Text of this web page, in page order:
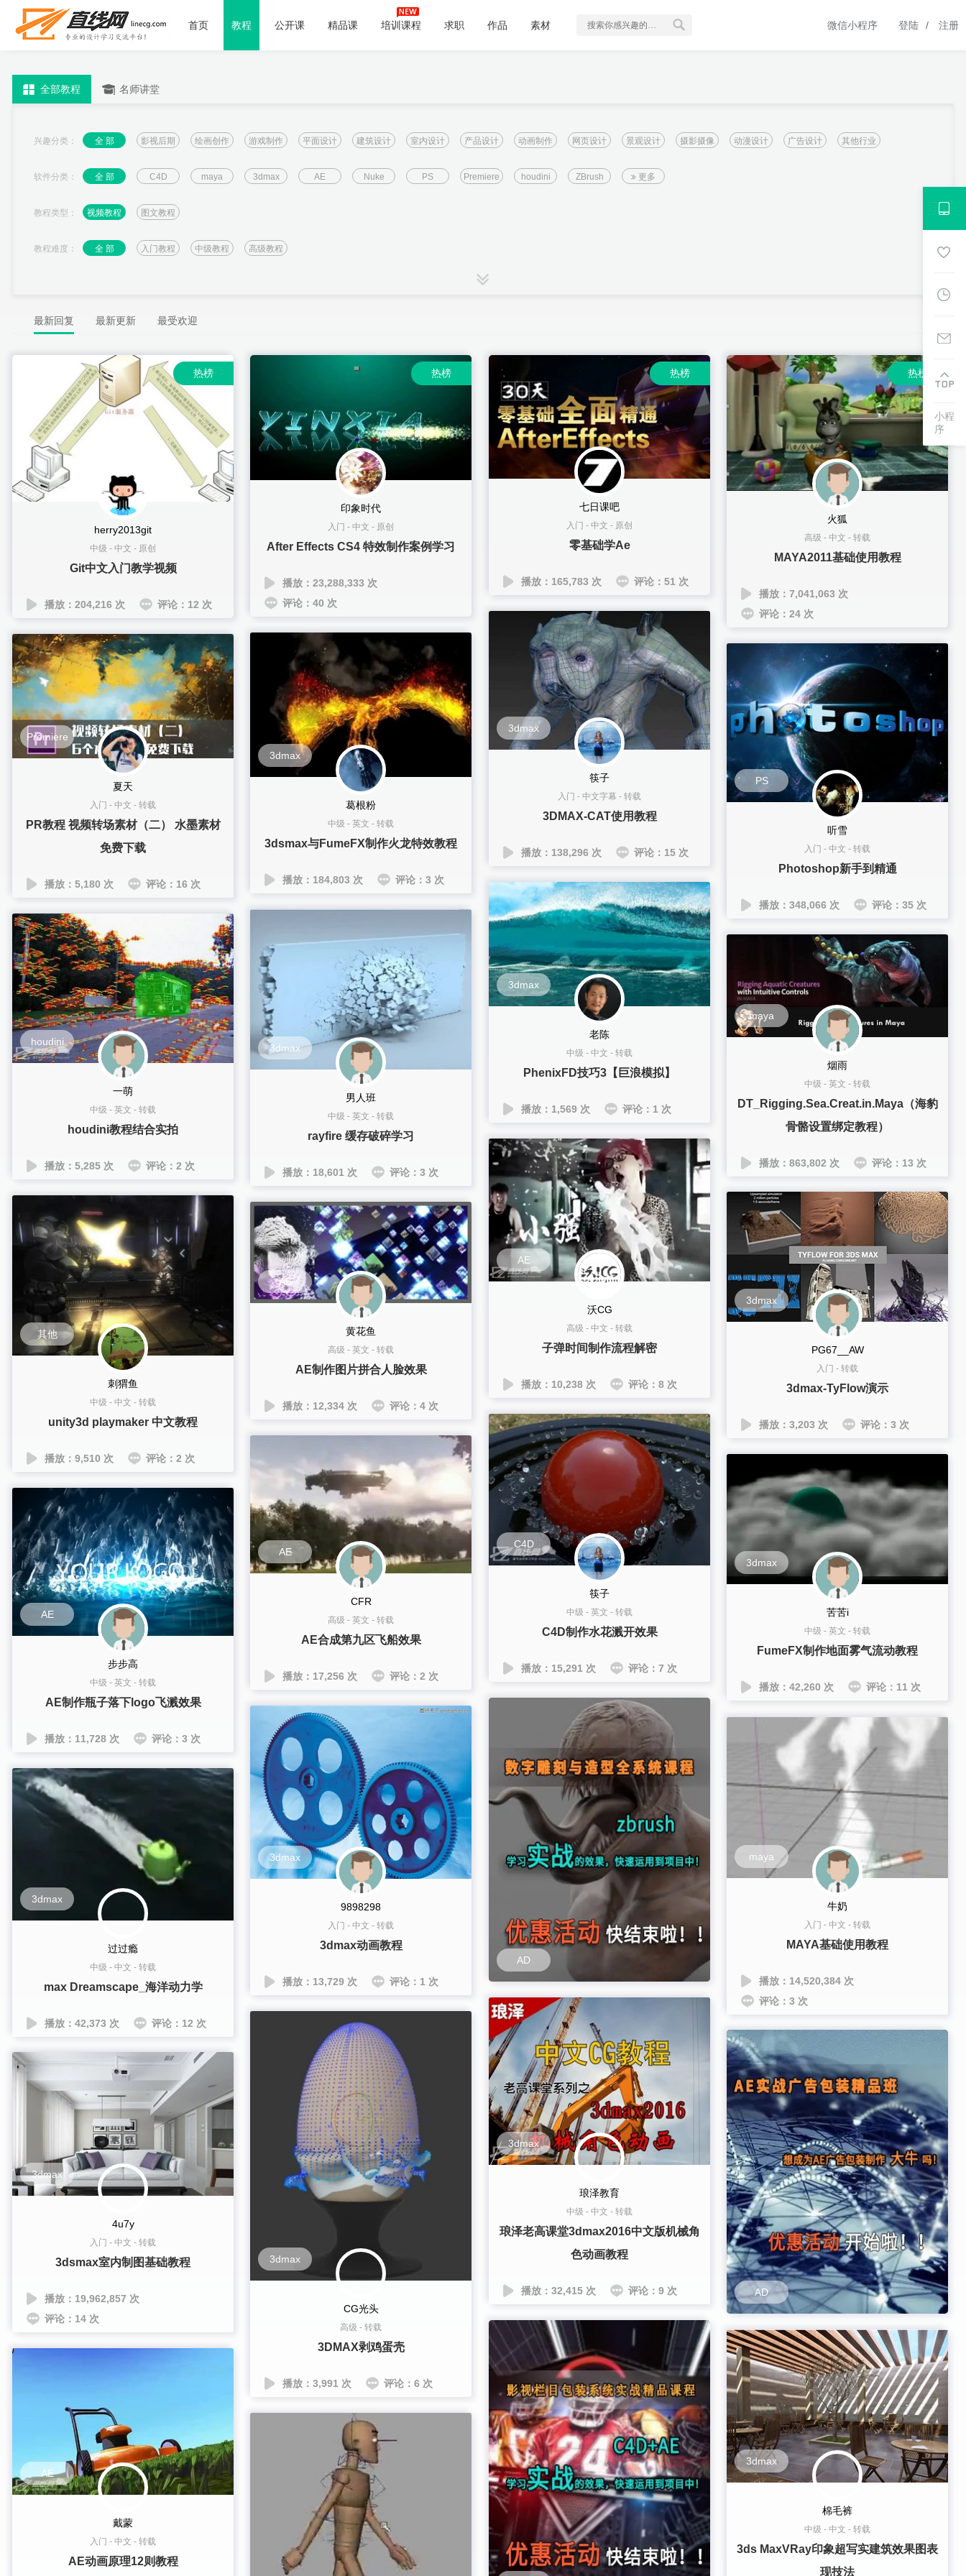
小程
序
首页 教程 公开课 精品课 培训课程 求职 作品 素材 微信小程序 登陆 / 注册
全部教程 名师讲堂
兴趣分类： 全 部 影视后期 绘画创作 游戏制作 平面设计 建筑设计 室内设计 产品设计 动画制作 网页设计 景观设计 摄影摄像 动漫设计 广告设计 其他行业
软件分类： 全 部 C4D maya 3dmax AE Nuke PS Premiere houdini ZBrush 更多
教程类型： 视频教程 图文教程
教程难度： 全 部 入门教程 中级教程 高级教程
最新回复 最新更新 最受欢迎
热榜
herry2013git
中级 - 中文 - 原创
Git中文入门教学视频
播放：204,216 次 评论：12 次
热榜
印象时代
入门 - 中文 - 原创
After Effects CS4 特效制作案例学习
播放：23,288,333 次
评论：40 次
热榜
七日课吧
入门 - 中文 - 原创
零基础学Ae
播放：165,783 次 评论：51 次
热榜
火狐
高级 - 中文 - 转载
MAYA2011基础使用教程
播放：7,041,063 次
评论：24 次
3dmax
筷子
入门 - 中文字幕 - 转载
3DMAX-CAT使用教程
播放：138,296 次 评论：15 次
3dmax
葛根粉
中级 - 英文 - 转载
3dsmax与FumeFX制作火龙特效教程
播放：184,803 次 评论：3 次
Premiere
夏天
入门 - 中文 - 转载
PR教程 视频转场素材（二） 水墨素材
免费下载
播放：5,180 次 评论：16 次
PS
听雪
入门 - 中文 - 转载
Photoshop新手到精通
播放：348,066 次 评论：35 次
3dmax
老陈
中级 - 中文 - 转载
PhenixFD技巧3【巨浪模拟】
播放：1,569 次 评论：1 次
3dmax
男人班
中级 - 英文 - 转载
rayfire 缓存破碎学习
播放：18,601 次 评论：3 次
houdini
一萌
中级 - 英文 - 转载
houdini教程结合实拍
播放：5,285 次 评论：2 次
maya
烟雨
中级 - 英文 - 转载
DT_Rigging.Sea.Creat.in.Maya（海豹
骨骼设置绑定教程）
播放：863,802 次 评论：13 次
AE
沃CG
高级 - 中文 - 转载
子弹时间制作流程解密
播放：10,238 次 评论：8 次
3dmax
PG67__AW
入门 - 转载
3dmax-TyFlow演示
播放：3,203 次 评论：3 次
其他
刺猬鱼
中级 - 中文 - 转载
unity3d playmaker 中文教程
播放：9,510 次 评论：2 次
AE
黄花鱼
高级 - 英文 - 转载
AE制作图片拼合人脸效果
播放：12,334 次 评论：4 次
C4D
筷子
中级 - 英文 - 转载
C4D制作水花溅开效果
播放：15,291 次 评论：7 次
AE
CFR
高级 - 英文 - 转载
AE合成第九区飞船效果
播放：17,256 次 评论：2 次
3dmax
苦苦i
中级 - 英文 - 转载
FumeFX制作地面雾气流动教程
播放：42,260 次 评论：11 次
AE
步步高
中级 - 英文 - 转载
AE制作瓶子落下logo飞溅效果
播放：11,728 次 评论：3 次
AD
3dmax
9898298
入门 - 中文 - 转载
3dmax动画教程
播放：13,729 次 评论：1 次
maya
牛奶
入门 - 中文 - 转载
MAYA基础使用教程
播放：14,520,384 次
评论：3 次
3dmax
过过瘾
中级 - 中文 - 转载
max Dreamscape_海洋动力学
播放：42,373 次 评论：12 次
3dmax
琅泽教育
中级 - 中文 - 转载
琅泽老高课堂3dmax2016中文版机械角
色动画教程
播放：32,415 次 评论：9 次
3dmax
CG光头
高级 - 转载
3DMAX剥鸡蛋壳
播放：3,991 次 评论：6 次
AD
3dmax
4u7y
入门 - 中文 - 转载
3dsmax室内制图基础教程
播放：19,962,857 次
评论：14 次
3dmax
棉毛裤
中级 - 中文 - 转载
3ds MaxVRay印象超写实建筑效果图表
现技法
AE
戴蒙
入门 - 中文 - 转载
AE动画原理12则教程